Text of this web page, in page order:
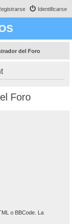
Identificarse
del Foro
Foro
o BBCode. La